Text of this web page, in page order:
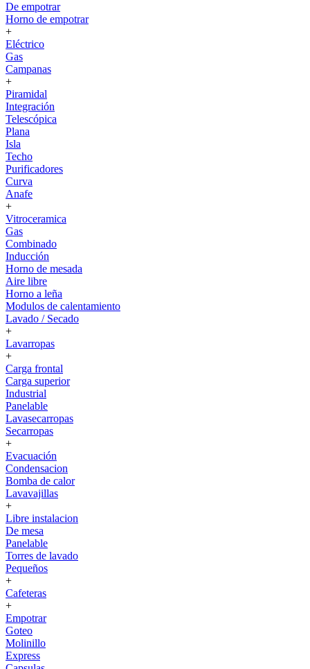
De empotrar
Horno de empotrar
+
Eléctrico
Gas
Campanas
+
Piramidal
Integración
Telescópica
Plana
Isla
Techo
Purificadores
Curva
Anafe
+
Vitroceramica
Gas
Combinado
Inducción
Horno de mesada
Aire libre
Horno a leña
Modulos de calentamiento
Lavado / Secado
+
Lavarropas
+
Carga frontal
Carga superior
Industrial
Panelable
Lavasecarropas
Secarropas
+
Evacuación
Condensacion
Bomba de calor
Lavavajillas
+
Libre instalacion
De mesa
Panelable
Torres de lavado
Pequeños
+
Cafeteras
+
Empotrar
Goteo
Molinillo
Express